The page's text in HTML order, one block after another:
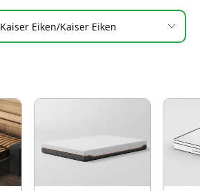
Kaiser Eiken/Kaiser Eiken